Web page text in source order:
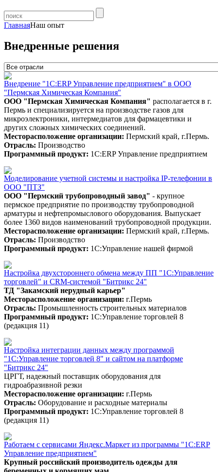
ГлавнаяНаш опыт
Внедренные решения
Внедрение "1С:ERP Управление предприятием" в ООО
"Пермская Химическая Компания"
ООО "Пермская Химическая Компания" располагается в г.
Пермь и специализируется на производстве газов для
микроэлектроники, интермедиатов для фармацевтики и
других сложных химических соединений.
Месторасположение организации: Пермский край, г.Пермь.
Отрасль: Производство
Программный продукт: 1С:ERP Управление предприятием
Моделирование учетной системы и настройка IP-телефонии в
ООО "ПТЗ"
ООО "Пермский трубопроводный завод" - крупное
пермское предприятие по производству трубопроводной
арматуры и нефтепромыслового оборудования. Выпускает
более 1360 видов наименований трубопроводной продукции.
Месторасположение организации: Пермский край, г.Пермь.
Отрасль: Производство
Программный продукт: 1С:Управление нашей фирмой
Настройка двухстороннего обмена между ПП "1С:Управление
торговлей" и CRM-системой "Битрикс 24"
ТД "Закамский нерудный карьер"
Месторасположение организации: г.Пермь
Отрасль: Промышленность строительных материалов
Программный продукт: 1С:Управление торговлей 8
(редакция 11)
Настройка интеграции данных между программой
"1С:Управление торговлей 8" и сайтом на платформе
"Битрикс 24"
ЦРГТ, надежный поставщик оборудования для
гидроабразивной резки
Месторасположение организации: г.Пермь
Отрасль: Оборудование и расходные материалы
Программный продукт: 1С:Управление торговлей 8
(редакция 11)
Работаем с сервисами Яндекс.Маркет из программы "1С:ERP
Управление предприятием"
Крупный российский производитель одежды для